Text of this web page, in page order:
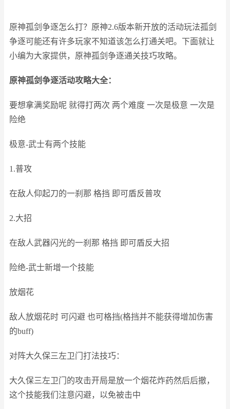
原神孤剑争逐怎么打？原神2.6版本新开放的活动玩法孤剑
争逐可能还有许多玩家不知道该怎么打通关吧。下面就让
小编为大家提供，原神孤剑争逐通关技巧攻略。
原神孤剑争逐活动攻略大全：
要想拿满奖励呢 就得打两次 两个难度 一次是极意 一次是
险绝
极意-武士有两个技能
1.普攻
在敌人仰起刀的一刹那 格挡 即可盾反普攻
2.大招
在敌人武器闪光的一刹那 格挡 即可盾反大招
险绝-武士新增一个技能
放烟花
敌人放烟花时 可闪避 也可格挡(格挡并不能获得增加伤害
的buff)
对阵大久保三左卫门打法技巧：
大久保三左卫门的攻击开局是放一个烟花炸药然后后撤，
这个技能我们注意闪避，以免被击中